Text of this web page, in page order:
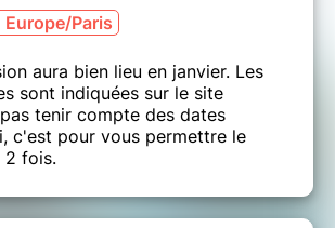
Paris
aura bien lieu en janvier. Les
sont indiquées sur le site
tenir compte des dates
c'est pour vous permettre le
2 fois.